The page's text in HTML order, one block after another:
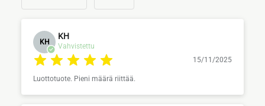
KH
KH
Vahvistettu
15/11/2025
Luottotuote. Pieni määrä riittää.